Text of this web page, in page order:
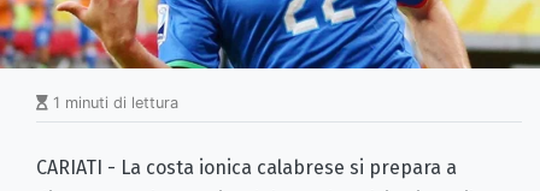
1 minuti di lettura
CARIATI - La costa ionica calabrese si prepara a